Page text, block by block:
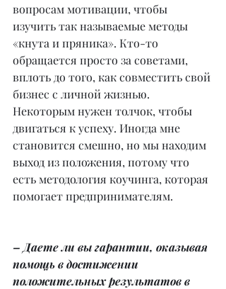
вопросам мотивации, чтобы
изучить так называемые методы
«кнута и пряника». Кто-то
обращается просто за советами,
вплоть до того, как совместить свой
бизнес с личной жизнью.
Некоторым нужен толчок, чтобы
двигаться к успеху. Иногда мне
становится смешно, но мы находим
выход из положения, потому что
есть методология коучинга, которая
помогает предпринимателям.
– Даете ли вы гарантии, оказывая
помощь в достижении
положительных результатов в